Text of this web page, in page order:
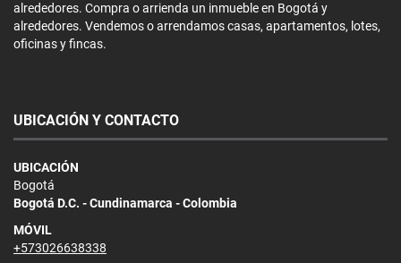
alrededores. Compra o arrienda un inmueble en Bogotá y
alrededores. Vendemos o arrendamos casas, apartamentos, lotes,
oficinas y fincas.
UBICACIÓN Y CONTACTO
UBICACIÓN
Bogotá
Bogotá D.C. - Cundinamarca - Colombia
MÓVIL
+573026638338